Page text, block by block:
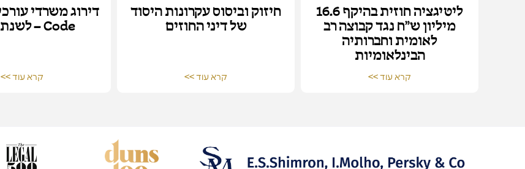
ליטיגציה חוזית בהיקף 16.6
מיליון ש״ח נגד קבוצה רב
לאומית וחברותיה
הבינלאומיות
קרא עוד >>
חיזוק וביסוס עקרונות היסוד
של דיני החוזים
קרא עוד >>
Code – לשנת 2025
קרא עוד >>